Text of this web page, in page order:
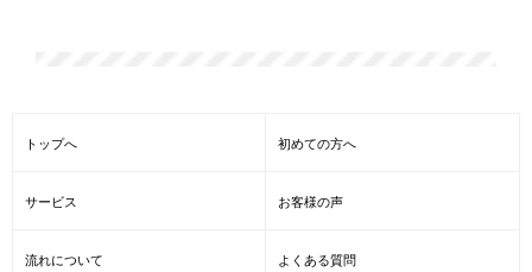
トップへ 初めての方へ
サービス お客様の声
流れについて よくある質問